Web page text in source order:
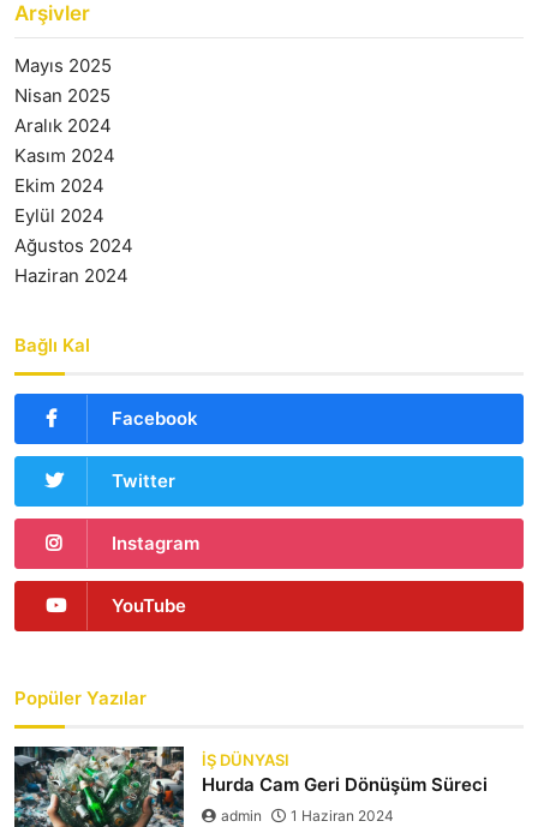
Arşivler
Mayıs 2025
Nisan 2025
Aralık 2024
Kasım 2024
Ekim 2024
Eylül 2024
Ağustos 2024
Haziran 2024
Bağlı Kal
Facebook
Twitter
Instagram
YouTube
Popüler Yazılar
İŞ DÜNYASI
Hurda Cam Geri Dönüşüm Süreci
admin 1 Haziran 2024